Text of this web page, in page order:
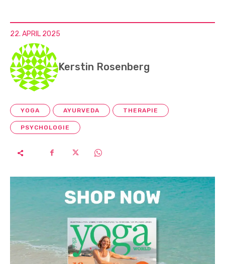
22. APRIL 2025
Kerstin Rosenberg
YOGA AYURVEDA THERAPIE
PSYCHOLOGIE